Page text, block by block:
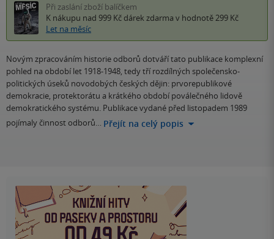
Při zaslání zboží balíčkem
K nákupu nad 999 Kč dárek zdarma v hodnotě 299 Kč
Let na měsíc
Novým zpracováním historie odborů dotváří tato publikace komplexní
pohled na období let 1918-1948, tedy tří rozdílných společensko-
politických úseků novodobých českých dějin: prvorepublikové
demokracie, protektorátu a krátkého období poválečného lidově
demokratického systému. Publikace vydané před listopadem 1989
pojímaly činnost odborů… Přejít na celý popis